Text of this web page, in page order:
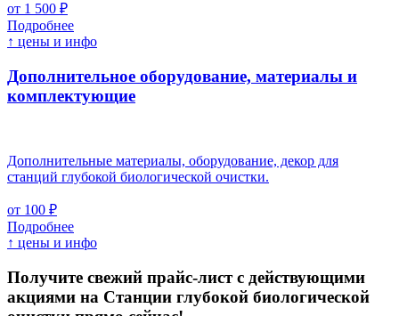
от 1 500 ₽
Подробнее
↑ цены и инфо
Дополнительное оборудование, материалы и
комплектующие
Дополнительные материалы, оборудование, декор для
станций глубокой биологической очистки.
от 100 ₽
Подробнее
↑ цены и инфо
Получите свежий прайс-лист с действующими
акциями на Станции глубокой биологической